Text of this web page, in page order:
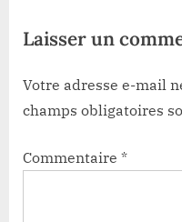
Laisser un
Votre adresse e-mail
champs obligatoires
Commentaire *